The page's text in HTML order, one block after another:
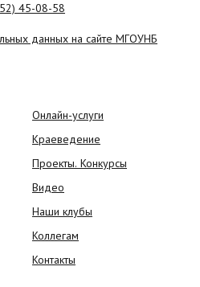
45-08-58
данных на сайте МГОУНБ
Онлайн-услуги
Краеведение
Проекты. Конкурсы
Видео
Наши клубы
Коллегам
Контакты